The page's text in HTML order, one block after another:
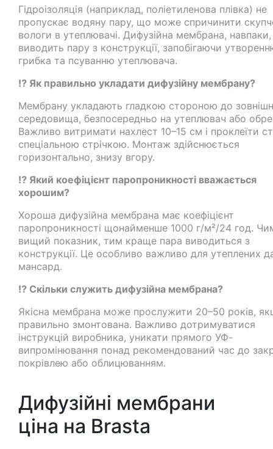
Гідроізоляція (наприклад, поліетиленова плівка) не
пропускає водяну пару, що може спричинити
вологи в утеплювачі. Дифузійна мембрана, навпаки,
виводить пару з конструкції, запобігаючи
грибка та псуванню утеплювача.
⁉️ Як правильно укладати дифузійну мембрану?
Мембрану укладають гладкою стороною до
середовища, безпосередньо на утеплювач або
Важливо витримати нахлест 10–15 см і проклеїти
спеціальною стрічкою. Монтаж здійснюється
горизонтально, знизу вгору.
⁉️ Який коефіцієнт паропроникності вважається
хорошим?
Хороша дифузійна мембрана має коефіцієнт
паропроникності щонайменше 1000 г/м²/24 год.
вищий показник, тим краще пара виводиться з
конструкції. Це особливо важливо для утеплених
мансард.
⁉️ Скільки служить дифузійна мембрана?
Якісна мембрана може прослужити 20–50 років,
правильно змонтована. Важливо дотримуватися
інструкцій виробника, уникати прямого УФ-
випромінювання понад рекомендований час до
покрівлею або облицюванням.
Дифузійні мембрани
ціна на Brasta